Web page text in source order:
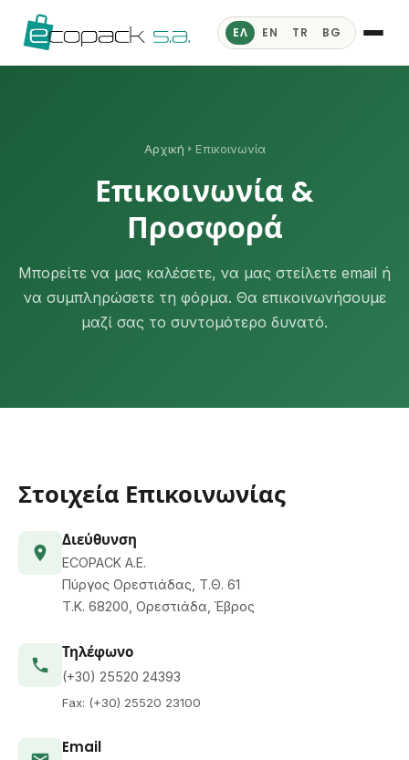
ΕΛ EN TR BG
Αρχική Επικοινωνία
Επικοινωνία &
Προσφορά
Μπορείτε να μας καλέσετε, να μας στείλετε email ή
να συμπληρώσετε τη φόρμα. Θα επικοινωνήσουμε
μαζί σας το συντομότερο δυνατό.
Στοιχεία Επικοινωνίας
Διεύθυνση
ECOPACK Α.Ε.
Πύργος Ορεστιάδας, Τ.Θ. 61
Τ.Κ. 68200, Ορεστιάδα, Έβρος
Τηλέφωνο
(+30) 25520 24393
Fax: (+30) 25520 23100
Email